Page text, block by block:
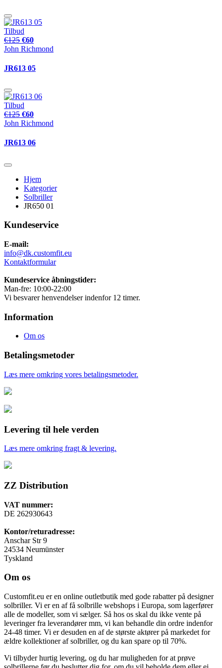
Tilbud
€125 €60
John Richmond
JR613 05
Tilbud
€125 €60
John Richmond
JR613 06
Hjem
Kategorier
Solbriller
JR650 01
Kundeservice
E-mail:
info@dk.customfit.eu
Kontaktformular
Kundeservice åbningstider:
Man-fre: 10:00-22:00
Vi besvarer henvendelser indenfor 12 timer.
Information
Om os
Betalingsmetoder
Læs mere omkring vores betalingsmetoder.
Levering til hele verden
Læs mere omkring fragt & levering.
ZZ Distribution
VAT nummer:
DE 262930643
Kontor/returadresse:
Anschar Str 9
24534 Neumünster
Tyskland
Om os
Customfit.eu er en online outletbutik med gode rabatter på designer
solbriller. Vi er en af få solbrille webshops i Europa, som lagerfører
alle de modeller, som vi sælger. Så hos os skal du ikke vente på
leveringer fra leverandører mm, vi kan behandle din ordre indenfor
24-48 timer. Vi er desuden en af de største aktører på markedet for
ældre kollektioner af solbriller, og du kan spare op til 70%.
Vi tilbyder hurtig levering, og du har muligheden for at prøve